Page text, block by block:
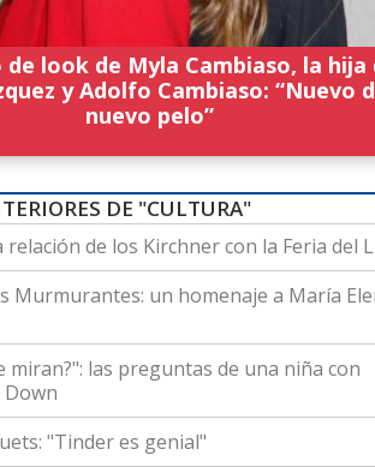
de look de Myla Cambiaso, la hija
y Adolfo Cambiaso: “Nuevo
nuevo pelo”
DE "CULTURA"
relación de los Kirchner con la Feria del
Murmurantes: un homenaje a María
miran?": las preguntas de una niña con
Down
"Tinder es genial"